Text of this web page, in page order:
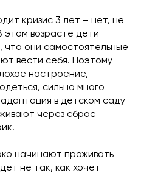
кризис 3 лет – нет, не
этом возрасте дети
что они самостоятельные
вести себя. Поэтому
настроение,
сильно много
в детском саду
через сброс
начинают проживать
не так, как хочет